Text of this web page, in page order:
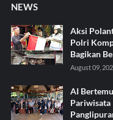
NEWS
Aksi
Polri
Bagikan
August 09,
AI
Pariwisata